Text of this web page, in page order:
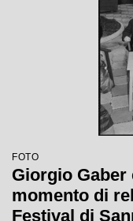
FOTO
Giorgio
momento di
Festival di